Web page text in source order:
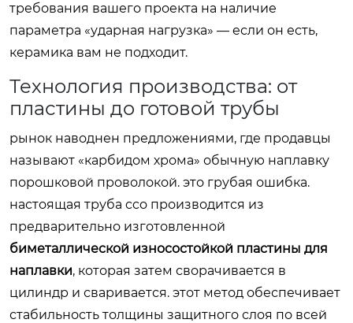
требования вашего проекта на наличие
параметра «ударная нагрузка» — если он есть,
керамика вам не подходит.
Технология производства: от
пластины до готовой трубы
рынок наводнен предложениями, где продавцы
называют «карбидом хрома» обычную наплавку
порошковой проволокой. это грубая ошибка.
настоящая труба cco производится из
предварительно изготовленной
биметаллической износостойкой пластины для
наплавки, которая затем сворачивается в
цилиндр и сваривается. этот метод обеспечивает
стабильность толщины защитного слоя по всей